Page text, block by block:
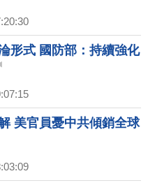
形式 國防部：持續強化
美官員憂中共傾銷全球